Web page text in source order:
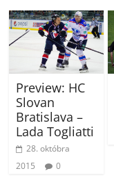
Preview: HC
Slovan
Bratislava –
Lada Togliatti
28. októbra
2015
0